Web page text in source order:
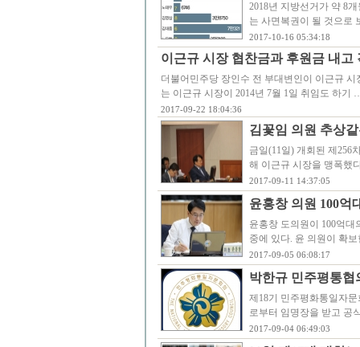
2018년 지방선거가 약 8
는 사면복권이 될 것으로
2017-10-16 05:34:18
이근규 시장 협찬금과 후원금 내고
더불어민주당 장인수 전 부대변인이 이근규
는 이근규 시장이 2014년 7월 1일 취임도 하기
2017-09-22 18:04:36
김꽃임 의원 추상
금일(11일) 개회된 제256
해 이근규 시장을 맹폭했
2017-09-11 14:37:05
윤홍창 의원 100
윤홍창 도의원이 100억
중에 있다. 윤 의원이 확
2017-09-05 06:08:17
박한규 민주평통
제18기 민주평화통일자
로부터 임명장을 받고 공
2017-09-04 06:49:03